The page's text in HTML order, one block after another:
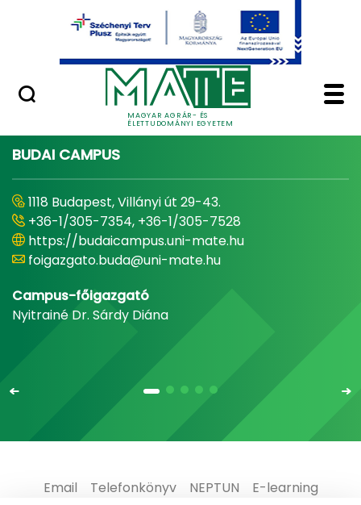
Ugrás a fő tartalomhoz
MAGYAR AGRÁR- ÉS
ÉLETTUDOMÁNYI EGYETEM
Minőségügy
Home - Magyar
BUDAI CAMPUS
1118 Budapest, Villányi út 29-43.
+36-1/305-7354, +36-1/305-7528
https://budaicampus.uni-mate.hu
foigazgato.buda@uni-mate.hu
Campus-főigazgató
Nyitrainé Dr. Sárdy Diána
Email Telefonkönyv NEPTUN
E-learning